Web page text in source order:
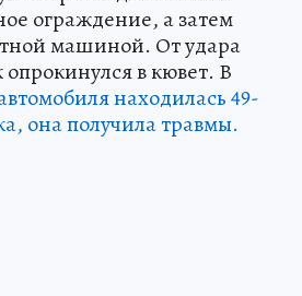
ограждение, а затем
машиной. От удара
в кювет. В
находилась 49-
она получила травмы.